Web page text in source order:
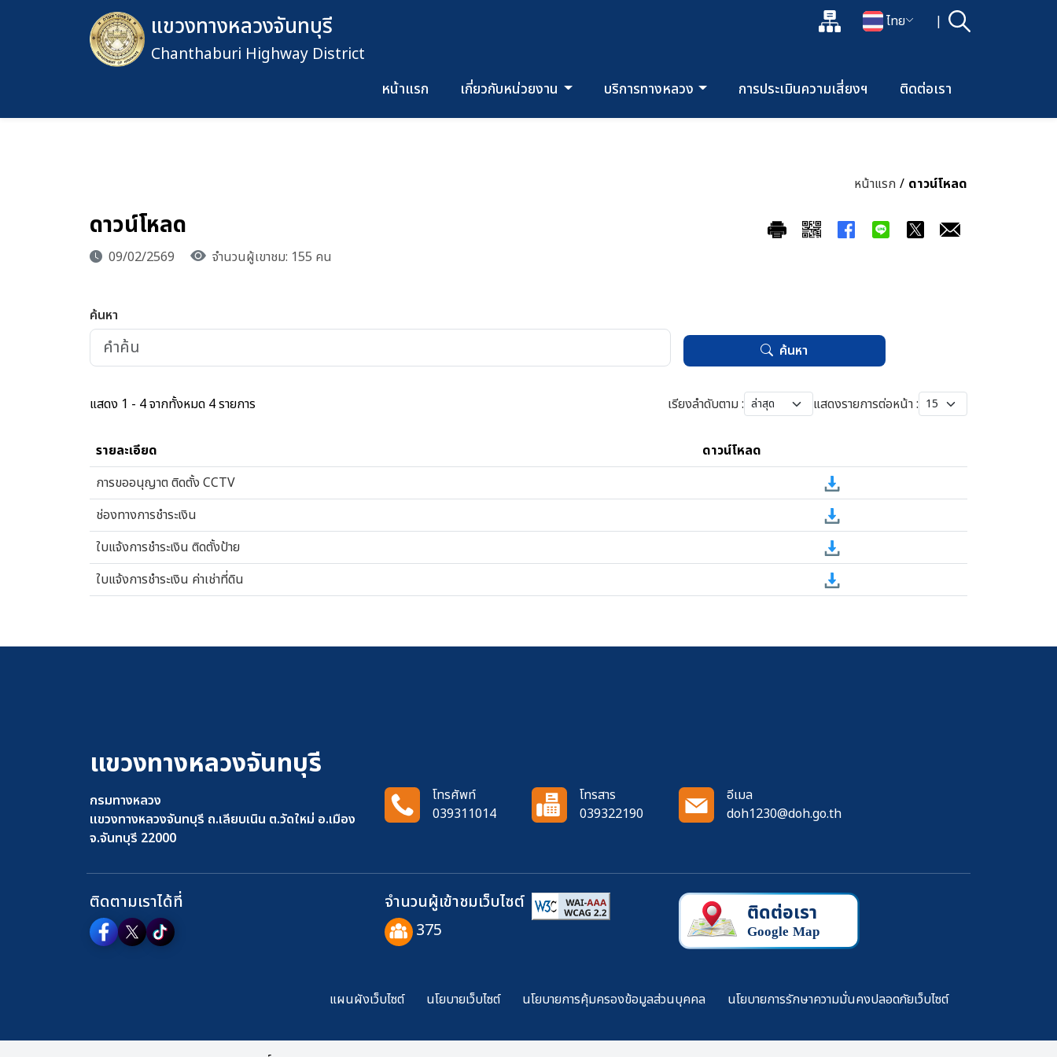
แผนผังเว็บไซต์
เปลี่ยนภาษา
ไทย | ค้นหา
เปิดกล่องค้นหาข้อมูลหลักของเว็บไซต์
แขวงทางหลวงจันทบุรี
Chanthaburi Highway District
หน้าแรก เกี่ยวกับหน่วยงาน บริการทางหลวง การประเมินความเสี่ยงฯ ติดต่อเรา
หน้าแรก / ดาวน์โหลด
ดาวน์โหลด
09/02/2569 จำนวนผู้เขาชม: 155 คน
ค้นหา
ค้นหา
แสดง 1 - 4 จากทั้งหมด 4 รายการ เรียงลำดับตาม : แสดงรายการต่อหน้า :
รายละเอียด
ดาวน์โหลด
การขออนุญาต ติดตั้ง CCTV
ช่องทางการชำระเงิน
ใบแจ้งการชำระเงิน ติดตั้งป้าย
ใบแจ้งการชำระเงิน ค่าเช่าที่ดิน
แขวงทางหลวงจันทบุรี
กรมทางหลวง
แขวงทางหลวงจันทบุรี ถ.เลียบเนิน ต.วัดใหม่ อ.เมือง
จ.จันทบุรี 22000
โทรศัพท์
039311014
โทรสาร
039322190
อีเมล
doh1230@doh.go.th
ติดตามเราได้ที่
จำนวนผู้เข้าชมเว็บไซต์
375
แผนผังเว็บไซต์ นโยบายเว็บไซต์ นโยบายการคุ้มครองข้อมูลส่วนบุคคล นโยบายการรักษาความมั่นคงปลอดภัยเว็บไซต์